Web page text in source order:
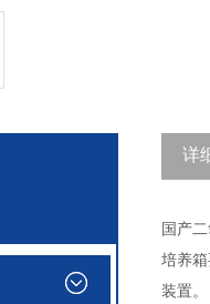
详
国产
培养
装置。